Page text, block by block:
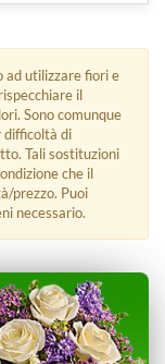
ad utilizzare fiori e
il
Sono comunque
difficoltà di
Tali sostituzioni
che il
prezzo. Puoi
necessario.